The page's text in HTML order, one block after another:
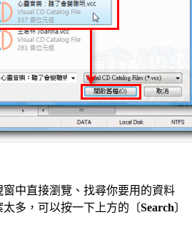
中直接瀏覽、找尋你要用的資料
多，可以按一下上方的〔Search〕